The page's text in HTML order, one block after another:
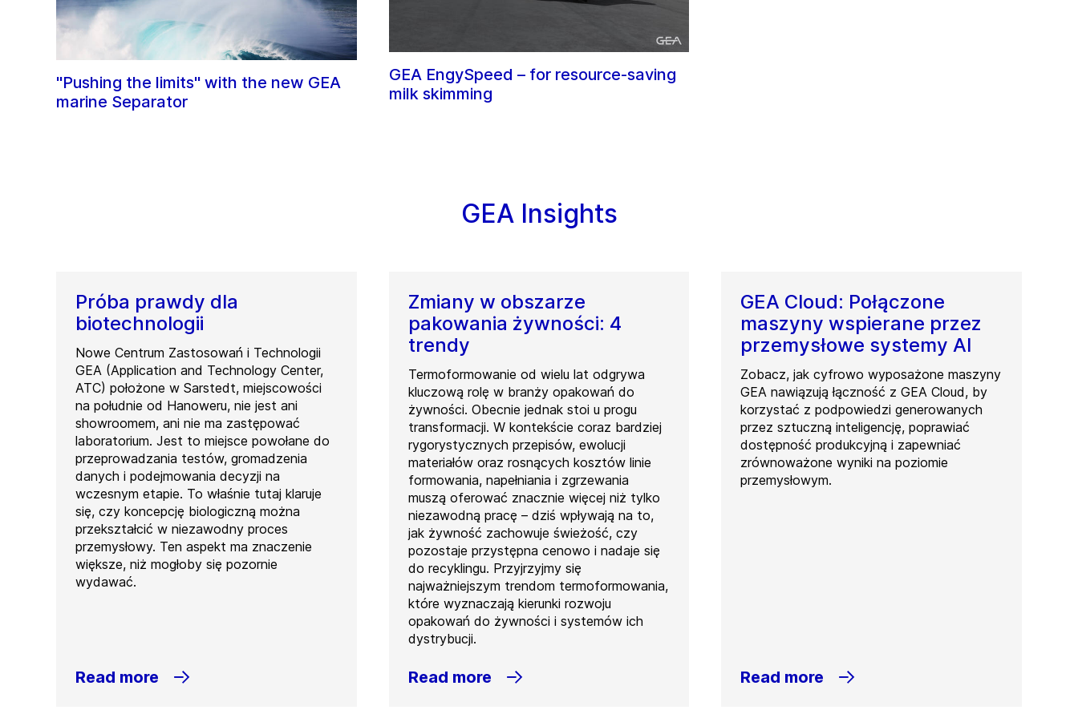
"Pushing the limits" with the new GEA
marine Separator
GEA EngySpeed – for resource-saving
milk skimming
GEA Insights
Próba prawdy dla
biotechnologii
Nowe Centrum Zastosowań i Technologii
GEA (Application and Technology Center,
ATC) położone w Sarstedt, miejscowości
na południe od Hanoweru, nie jest ani
showroomem, ani nie ma zastępować
laboratorium. Jest to miejsce powołane do
przeprowadzania testów, gromadzenia
danych i podejmowania decyzji na
wczesnym etapie. To właśnie tutaj klaruje
się, czy koncepcję biologiczną można
przekształcić w niezawodny proces
przemysłowy. Ten aspekt ma znaczenie
większe, niż mogłoby się pozornie
wydawać.
Read more
Zmiany w obszarze
pakowania żywności: 4
trendy
Termoformowanie od wielu lat odgrywa
kluczową rolę w branży opakowań do
żywności. Obecnie jednak stoi u progu
transformacji. W kontekście coraz bardziej
rygorystycznych przepisów, ewolucji
materiałów oraz rosnących kosztów linie
formowania, napełniania i zgrzewania
muszą oferować znacznie więcej niż tylko
niezawodną pracę – dziś wpływają na to,
jak żywność zachowuje świeżość, czy
pozostaje przystępna cenowo i nadaje się
do recyklingu. Przyjrzyjmy się
najważniejszym trendom termoformowania,
które wyznaczają kierunki rozwoju
opakowań do żywności i systemów ich
dystrybucji.
Read more
GEA Cloud: Połączone
maszyny wspierane przez
przemysłowe systemy AI
Zobacz, jak cyfrowo wyposażone maszyny
GEA nawiązują łączność z GEA Cloud, by
korzystać z podpowiedzi generowanych
przez sztuczną inteligencję, poprawiać
dostępność produkcyjną i zapewniać
zrównoważone wyniki na poziomie
przemysłowym.
Read more